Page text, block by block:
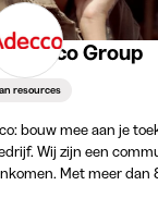
Adecco Group
resources
bouw mee aan je
Wij zijn een
Met meer dan
verbinden we